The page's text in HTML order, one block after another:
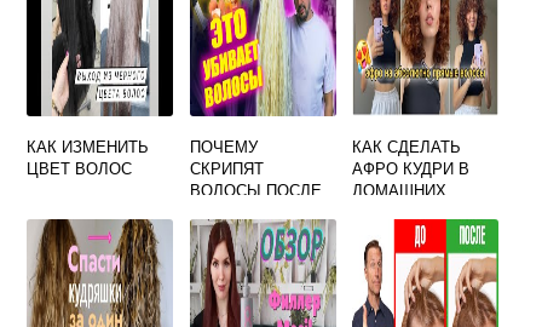
КАК ИЗМЕНИТЬ
ЦВЕТ ВОЛОС
ПОЧЕМУ
СКРИПЯТ
ВОЛОСЫ ПОСЛЕ
КАК СДЕЛАТЬ
АФРО КУДРИ В
ДОМАШНИХ
КОРОТКИЕ
ВОЛОСЫ